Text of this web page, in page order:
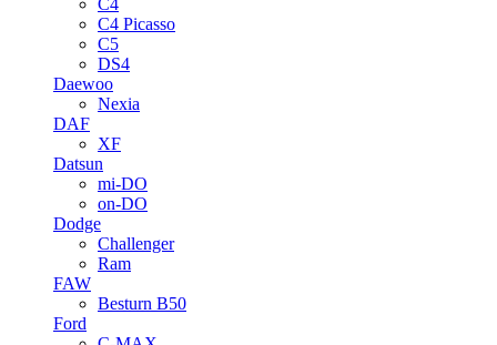
C4
C4 Picasso
C5
DS4
Daewoo
Nexia
DAF
XF
Datsun
mi-DO
on-DO
Dodge
Challenger
Ram
FAW
Besturn B50
Ford